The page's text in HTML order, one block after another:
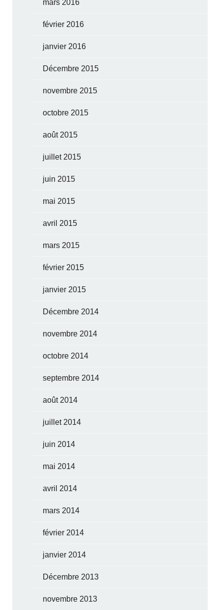
mars 2016
février 2016
janvier 2016
Décembre 2015
novembre 2015
octobre 2015
août 2015
juillet 2015
juin 2015
mai 2015
avril 2015
mars 2015
février 2015
janvier 2015
Décembre 2014
novembre 2014
octobre 2014
septembre 2014
août 2014
juillet 2014
juin 2014
mai 2014
avril 2014
mars 2014
février 2014
janvier 2014
Décembre 2013
novembre 2013